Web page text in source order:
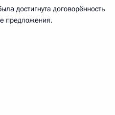
достигнута договорённость
предложения.